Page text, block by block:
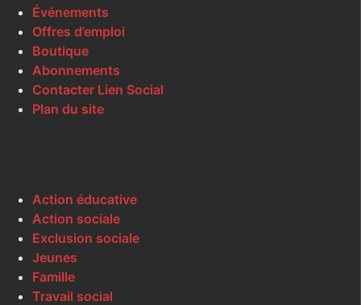
Événements
Offres d’emploi
Boutique
Abonnements
Contacter Lien Social
Plan du site
Action éducative
Action sociale
Exclusion sociale
Jeunes
Famille
Travail social